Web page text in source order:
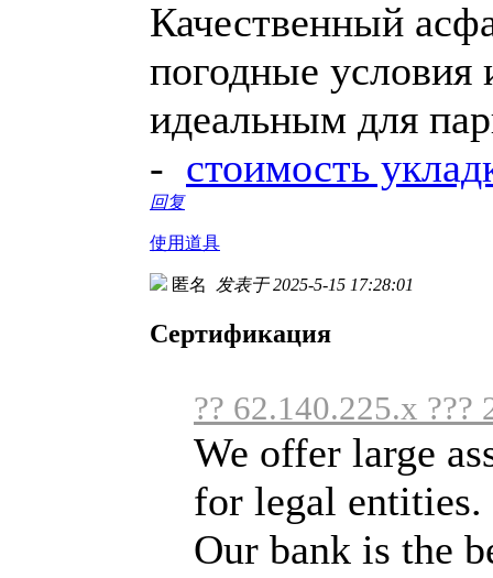
Качественный
погодные условия
идеальным для
- стоимость
回复
使用道具
匿名 发表于 2025-5-15 17:28:01
Сертификация
?? 62.140.225.x ???
We offer large
for legal entities.
Our bank is the